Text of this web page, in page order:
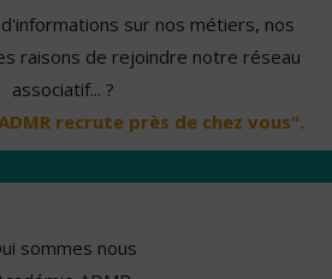
sur nos métiers, nos
raisons de rejoindre notre réseau
associatif... ?
recrute près de chez vous".
sommes nous